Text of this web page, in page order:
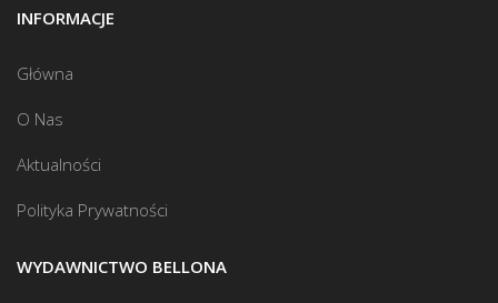
INFORMACJE
Główna
O Nas
Aktualności
Polityka Prywatności
WYDAWNICTWO BELLONA